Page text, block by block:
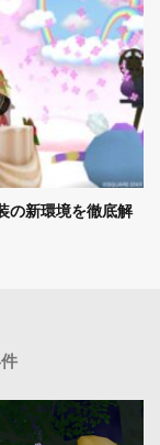
の新環境を徹底解